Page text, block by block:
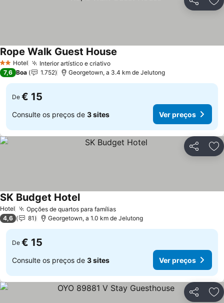
Partilhar
2 Estrelas
Hotel Interior artístico e criativo
Rope Walk Guest House
7,6 Boa 1.752 Georgetown, a 3.4 km de Jelutong
De € 15
Consulte os preços de 3 sites Ver preços
Partilhar
Hotel Opções de quartos para famílias
SK Budget Hotel
4,6 81 Georgetown, a 1.0 km de Jelutong
De € 15
Consulte os preços de 3 sites Ver preços
Partilhar